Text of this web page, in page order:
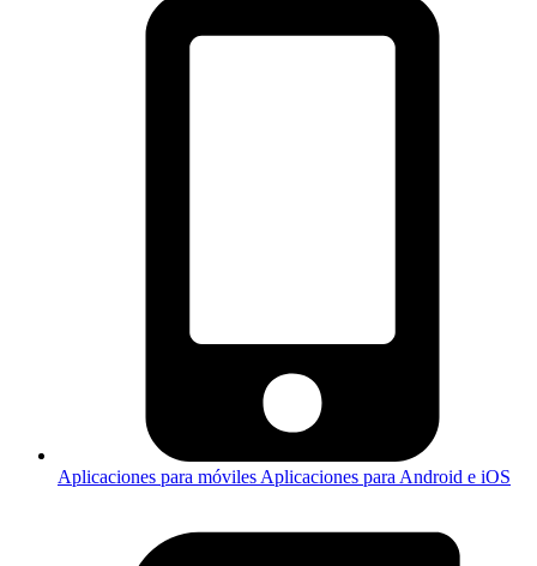
Aplicaciones para móviles Aplicaciones para Android e iOS